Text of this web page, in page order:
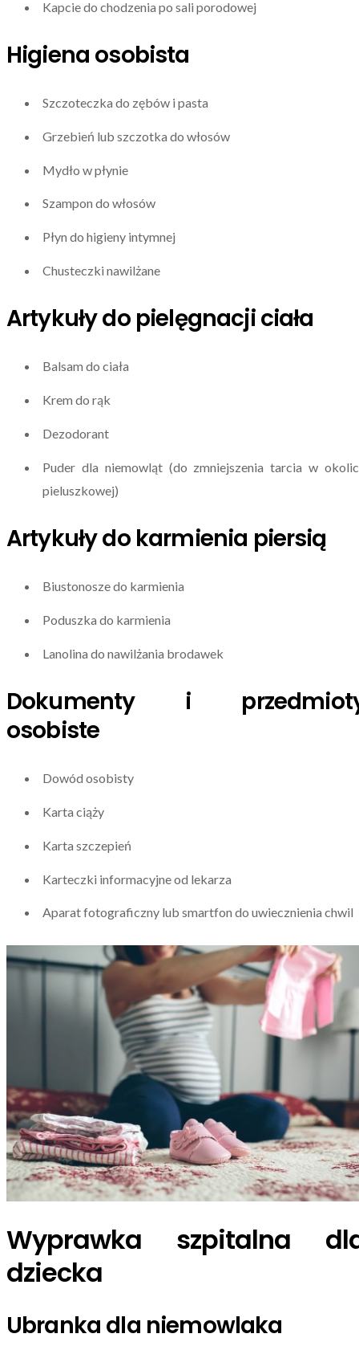
Kapcie do chodzenia po sali porodowej
Higiena osobista
Szczoteczka do zębów i pasta
Grzebień lub szczotka do włosów
Mydło w płynie
Szampon do włosów
Płyn do higieny intymnej
Chusteczki nawilżane
Artykuły do pielęgnacji ciała
Balsam do ciała
Krem do rąk
Dezodorant
Puder dla niemowląt (do zmniejszenia tarcia w
pieluszkowej)
Artykuły do karmienia piersią
Biustonosze do karmienia
Poduszka do karmienia
Lanolina do nawilżania brodawek
Dokumenty i
osobiste
Dowód osobisty
Karta ciąży
Karta szczepień
Karteczki informacyjne od lekarza
Aparat fotograficzny lub smartfon do uwiecznienia chwil
Wyprawka szpitalna
dziecka
Ubranka dla niemowlaka